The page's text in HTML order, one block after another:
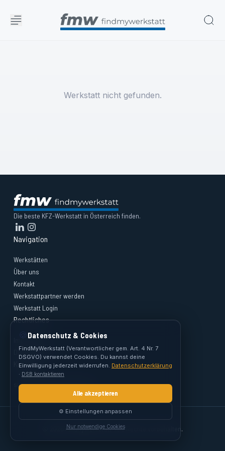
Werkstatt nicht gefunden.
Die beste KFZ-Werkstatt in Österreich finden.
Navigation
Werkstätten
Über uns
Kontakt
Werkstattpartner werden
Werkstatt Login
Rechtliches
Impressum
Datenschutz
Kontakt
support@findmywerkstatt.at
© 2026 FindMyWerkstatt. Alle Rechte vorbehalten.
🍪 Datenschutz & Cookies
FindMyWerkstatt (Verantwortlicher gem. Art. 4 Nr. 7
DSGVO) verwendet Cookies. Du kannst deine
Einwilligung jederzeit widerrufen. Datenschutzerklärung
· DSB kontaktieren
Alle akzeptieren
⚙️ Einstellungen anpassen
Nur notwendige Cookies